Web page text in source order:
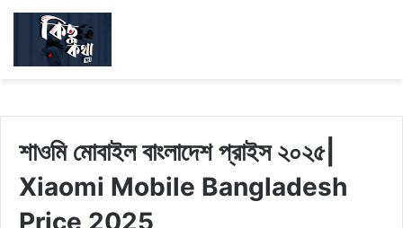
শাওমি মোবাইল বাংলাদেশ প্রাইস ২০২৫|
Xiaomi Mobile Bangladesh
Price 2025